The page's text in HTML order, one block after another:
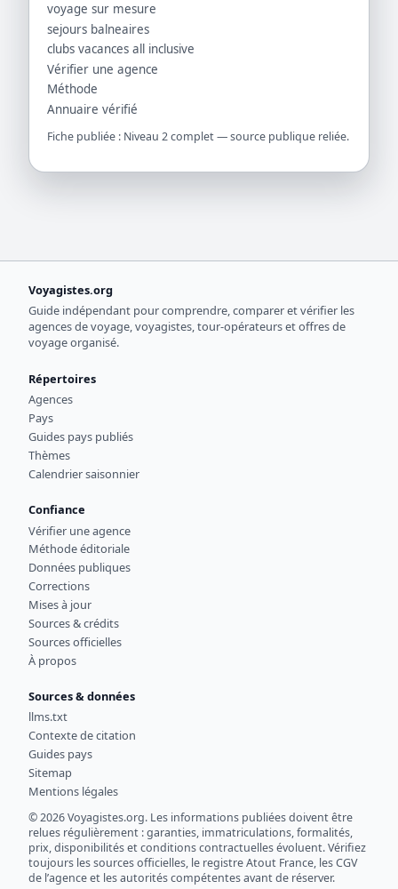
voyage sur mesure
sejours balneaires
clubs vacances all inclusive
Vérifier une agence
Méthode
Annuaire vérifié
Fiche publiée : Niveau 2 complet — source publique reliée.
Voyagistes.org
Guide indépendant pour comprendre, comparer et vérifier les
agences de voyage, voyagistes, tour-opérateurs et offres de
voyage organisé.
Répertoires
Agences
Pays
Guides pays publiés
Thèmes
Calendrier saisonnier
Confiance
Vérifier une agence
Méthode éditoriale
Données publiques
Corrections
Mises à jour
Sources & crédits
Sources officielles
À propos
Sources & données
llms.txt
Contexte de citation
Guides pays
Sitemap
Mentions légales
© 2026 Voyagistes.org. Les informations publiées doivent être
relues régulièrement : garanties, immatriculations, formalités,
prix, disponibilités et conditions contractuelles évoluent. Vérifiez
toujours les sources officielles, le registre Atout France, les CGV
de l’agence et les autorités compétentes avant de réserver.